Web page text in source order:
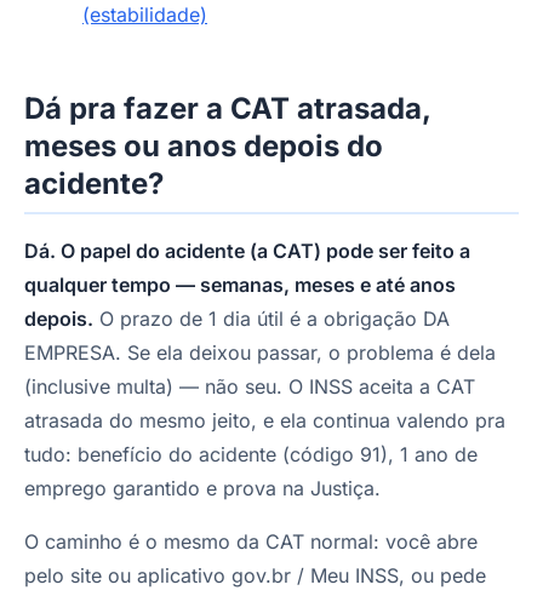
(estabilidade)
Dá pra fazer a CAT atrasada,
meses ou anos depois do
acidente?
Dá. O papel do acidente (a CAT) pode ser feito a
qualquer tempo — semanas, meses e até anos
depois. O prazo de 1 dia útil é a obrigação DA
EMPRESA. Se ela deixou passar, o problema é dela
(inclusive multa) — não seu. O INSS aceita a CAT
atrasada do mesmo jeito, e ela continua valendo pra
tudo: benefício do acidente (código 91), 1 ano de
emprego garantido e prova na Justiça.
O caminho é o mesmo da CAT normal: você abre
pelo site ou aplicativo gov.br / Meu INSS, ou pede